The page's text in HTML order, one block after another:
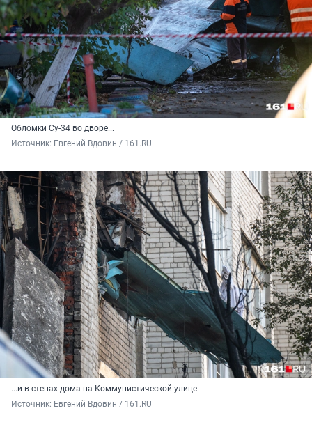
Обломки Су-34 во дворе...
Источник: Евгений Вдовин / 161.RU
...и в стенах дома на Коммунистической улице
Источник: Евгений Вдовин / 161.RU